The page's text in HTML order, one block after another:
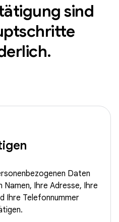
sind
Daten
Namen, Ihre Adresse, Ihre
Ihre Telefonnummer